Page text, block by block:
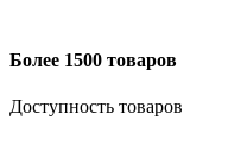
Более 1500 товаров
Доступность товаров